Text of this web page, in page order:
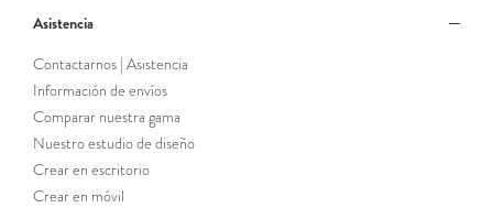
Asistencia
Contactarnos | Asistencia
Información de envíos
Comparar nuestra gama
Nuestro estudio de diseño
Crear en escritorio
Crear en móvil